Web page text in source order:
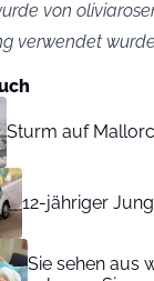
von
verwendet wurde
Sturm auf
12-jähriger
Sie sehen aus